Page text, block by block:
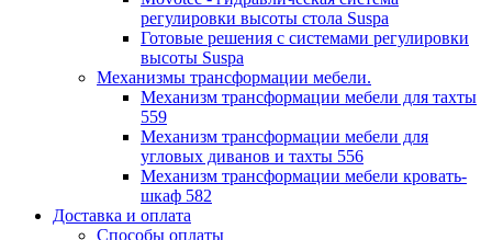
регулировки высоты стола Suspa
Готовые решения с системами регулировки
высоты Suspa
Механизмы трансформации мебели.
Механизм трансформации мебели для тахты
559
Механизм трансформации мебели для
угловых диванов и тахты 556
Механизм трансформации мебели кровать-
шкаф 582
Доставка и оплата
Способы оплаты